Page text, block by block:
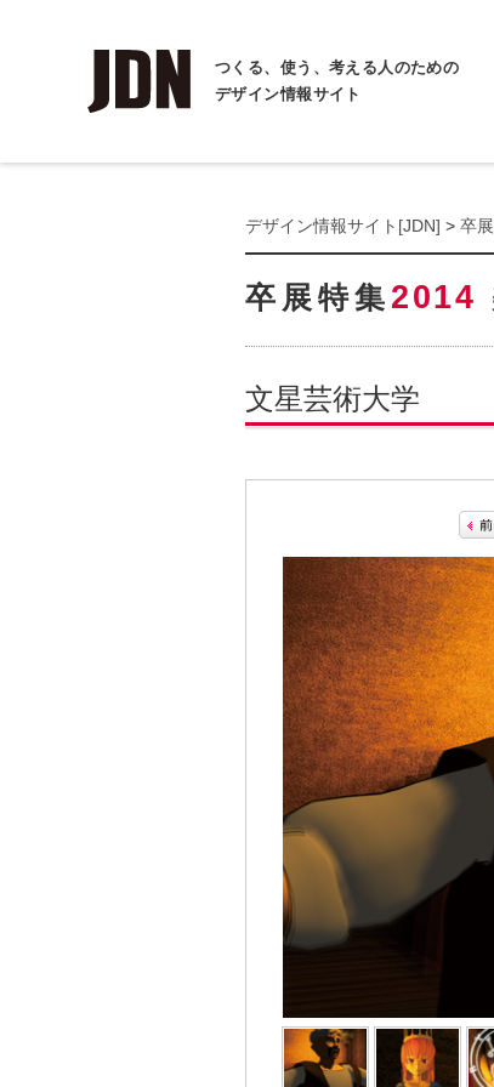
つくる、使う、考える人のための
デザイン情報サイト
デザイン情報サイト[JDN] > 卒展
卒展特集 2014
文星芸術大学